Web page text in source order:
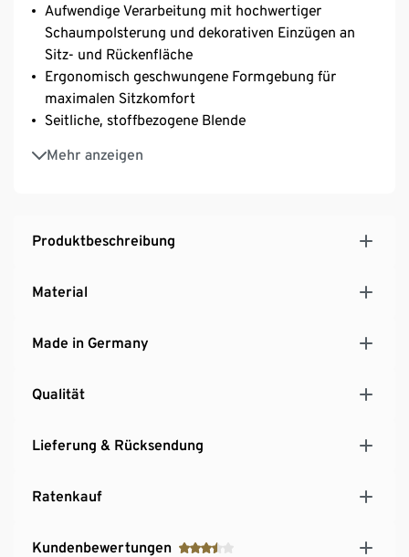
Aufwendige Verarbeitung mit hochwertiger
Schaumpolsterung und dekorativen Einzügen an
Sitz- und Rückenfläche
Ergonomisch geschwungene Formgebung für
maximalen Sitzkomfort
Seitliche, stoffbezogene Blende
Mehr anzeigen
Die filigranen Holzfüße verleihen dem Sessel eine
leichte, schwebende Optik
Hersteller: Max Winzer®
MADE IN GERMANY
Produktbeschreibung
Material
Made in Germany
Qualität
Lieferung & Rücksendung
Ratenkauf
Kundenbewertungen